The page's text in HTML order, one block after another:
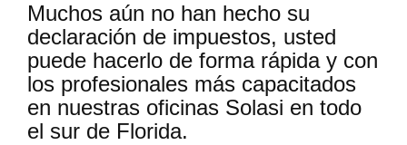
Muchos aún no han hecho su
declaración de impuestos, usted
puede hacerlo de forma rápida y con
los profesionales más capacitados
en nuestras oficinas Solasi en todo
el sur de Florida.